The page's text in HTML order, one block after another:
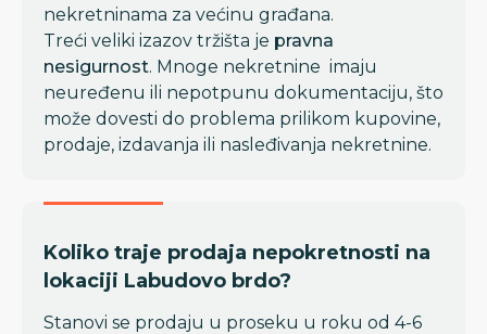
nekretninama za većinu građana.
Treći veliki izazov tržišta je pravna
nesigurnost. Mnoge nekretnine imaju
neuređenu ili nepotpunu dokumentaciju, što
može dovesti do problema prilikom kupovine,
prodaje, izdavanja ili nasleđivanja nekretnine.
Koliko traje prodaja nepokretnosti na
lokaciji Labudovo brdo?
Stanovi se prodaju u proseku u roku od 4-6